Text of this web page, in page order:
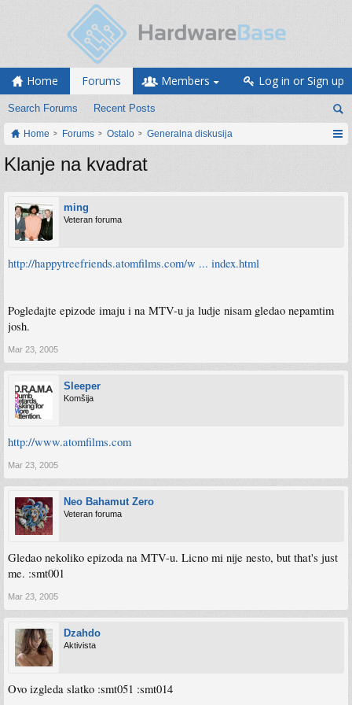
Home Forums
Search Forums Recent Posts
Members Log in or Sign up
Home Forums Ostalo Generalna diskusija
Klanje na kvadrat
ming
Veteran foruma
http://happytreefriends.atomfilms.com/w ... index.html
Pogledajte epizode imaju i na MTV-u ja ludje nisam gledao nepamtim
josh.
Mar 23, 2005
Sleeper
Komšija
http://www.atomfilms.com
Mar 23, 2005
Neo Bahamut Zero
Veteran foruma
Gledao nekoliko epizoda na MTV-u. Licno mi nije nesto, but that's just
me. :smt001
Mar 23, 2005
Dzahdo
Aktivista
Ovo izgleda slatko :smt051 :smt014